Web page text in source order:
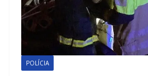
POLÍCIA